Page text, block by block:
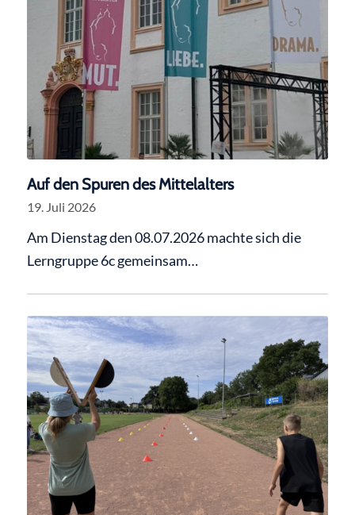
Auf den Spuren des Mittelalters
19. Juli 2026
Am Dienstag den 08.07.2026 machte sich die
Lerngruppe 6c gemeinsam…